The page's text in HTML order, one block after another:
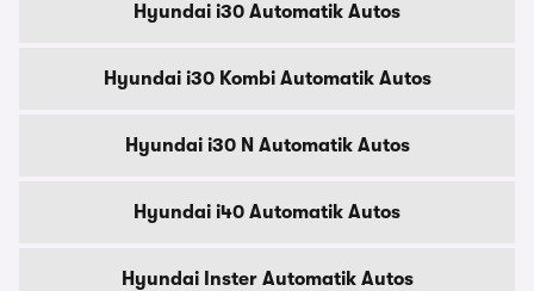
Hyundai i30 Automatik Autos
Hyundai i30 Kombi Automatik Autos
Hyundai i30 N Automatik Autos
Hyundai i40 Automatik Autos
Hyundai Inster Automatik Autos